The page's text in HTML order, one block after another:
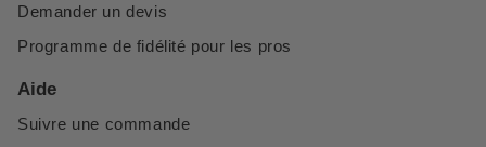
Demander un devis
Programme de fidélité pour les pros
Aide
Suivre une commande